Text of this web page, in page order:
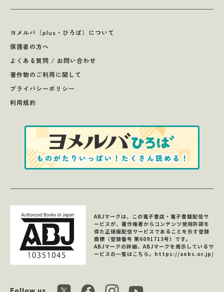
ヨメルバ（plus・ひろば）について
保護者の方へ
よくある質問 / お問い合わせ
著作物のご利用に関して
プライバシーポリシー
利用規約
ABJマークは、この電子書店・電子書籍配信サ
ービスが、著作権者からコンテンツ使用許諾を
得た正規版配信サービスであることを示す登録
商標（登録番号 第6091713号）です。
ABJマークの詳細、ABJマークを掲示しているサ
ービスの一覧はこちら。 https://aebs.or.jp/